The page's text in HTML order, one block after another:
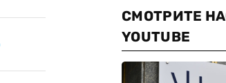
СМОТРИТЕ
YOUTUBE